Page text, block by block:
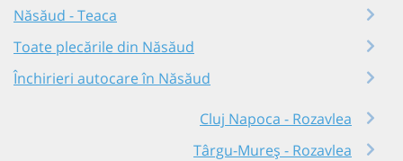
Năsăud - Teaca
Toate plecările din Năsăud
Închirieri autocare în Năsăud
Cluj Napoca - Rozavlea
Târgu-Mureș - Rozavlea